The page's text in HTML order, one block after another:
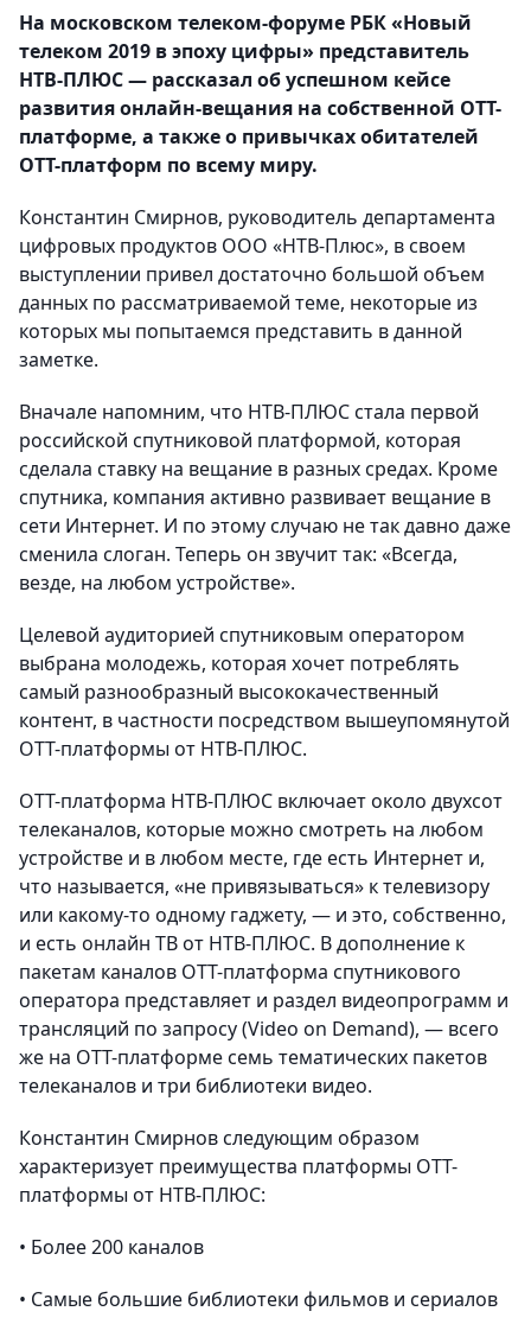
На московском телеком-форуме РБК «Новый
телеком 2019 в эпоху цифры» представитель
НТВ-ПЛЮС — рассказал об успешном кейсе
развития онлайн-вещания на собственной ОТТ-
платформе, а также о привычках обитателей
ОТТ-платформ по всему миру.
Константин Смирнов, руководитель департамента
цифровых продуктов ООО «НТВ-Плюс», в своем
выступлении привел достаточно большой объем
данных по рассматриваемой теме, некоторые из
которых мы попытаемся представить в данной
заметке.
Вначале напомним, что НТВ-ПЛЮС стала первой
российской спутниковой платформой, которая
сделала ставку на вещание в разных средах. Кроме
спутника, компания активно развивает вещание в
сети Интернет. И по этому случаю не так давно даже
сменила слоган. Теперь он звучит так: «Всегда,
везде, на любом устройстве».
Целевой аудиторией спутниковым оператором
выбрана молодежь, которая хочет потреблять
самый разнообразный высококачественный
контент, в частности посредством вышеупомянутой
OTT-платформы от НТВ-ПЛЮС.
OTT-платформа НТВ-ПЛЮС включает около двухсот
телеканалов, которые можно смотреть на любом
устройстве и в любом месте, где есть Интернет и,
что называется, «не привязываться» к телевизору
или какому-то одному гаджету, — и это, собственно,
и есть онлайн ТВ от НТВ-ПЛЮС. В дополнение к
пакетам каналов OTT-платформа спутникового
оператора представляет и раздел видеопрограмм и
трансляций по запросу (Video on Demand), — всего
же на OTT-платформе семь тематических пакетов
телеканалов и три библиотеки видео.
Константин Смирнов следующим образом
характеризует преимущества платформы OTT-
платформы от НТВ-ПЛЮС:
• Более 200 каналов
• Самые большие библиотеки фильмов и сериалов